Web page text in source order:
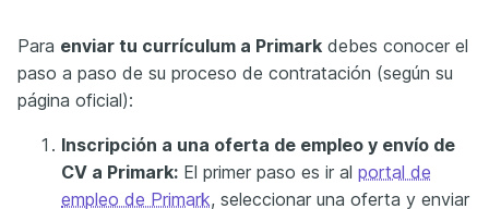
Para enviar tu currículum a Primark debes conocer el
paso a paso de su proceso de contratación (según su
página oficial):
Inscripción a una oferta de empleo y envío de
CV a Primark: El primer paso es ir al portal de
empleo de Primark, seleccionar una oferta y enviar